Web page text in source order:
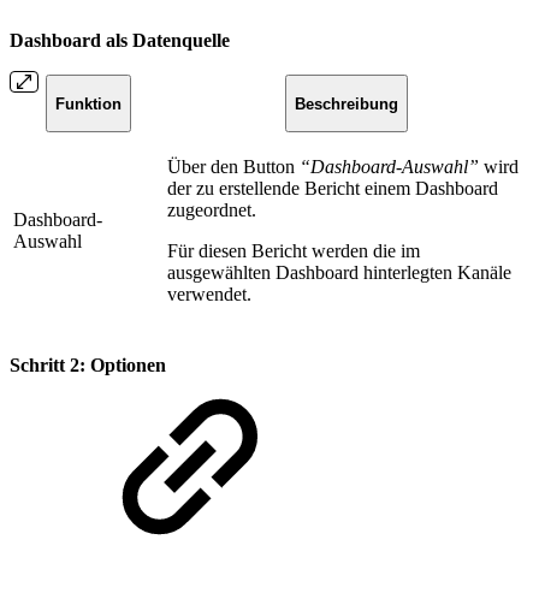
Dashboard als Datenquelle
Funktion Beschreibung
Dashboard-
Auswahl
Über den Button “Dashboard-Auswahl” wird
der zu erstellende Bericht einem Dashboard
zugeordnet.
Für diesen Bericht werden die im
ausgewählten Dashboard hinterlegten Kanäle
verwendet.
Schritt 2: Optionen